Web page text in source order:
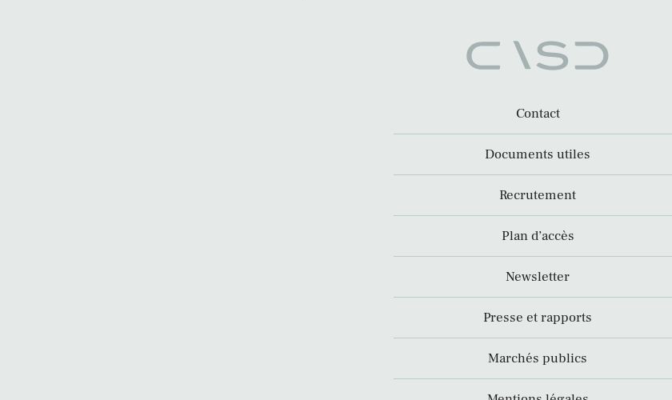
Contact
Documents utiles
Recrutement
Plan d’accès
Newsletter
Presse et rapports
Marchés publics